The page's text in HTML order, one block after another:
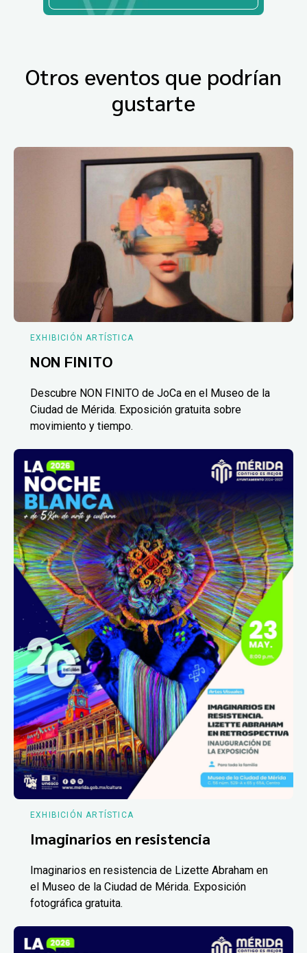
Otros eventos que podrían
gustarte
EXHIBICIÓN ARTÍSTICA
NON FINITO
Descubre NON FINITO de JoCa en el Museo de la
Ciudad de Mérida. Exposición gratuita sobre
movimiento y tiempo.
EXHIBICIÓN ARTÍSTICA
Imaginarios en resistencia
Imaginarios en resistencia de Lizette Abraham en
el Museo de la Ciudad de Mérida. Exposición
fotográfica gratuita.